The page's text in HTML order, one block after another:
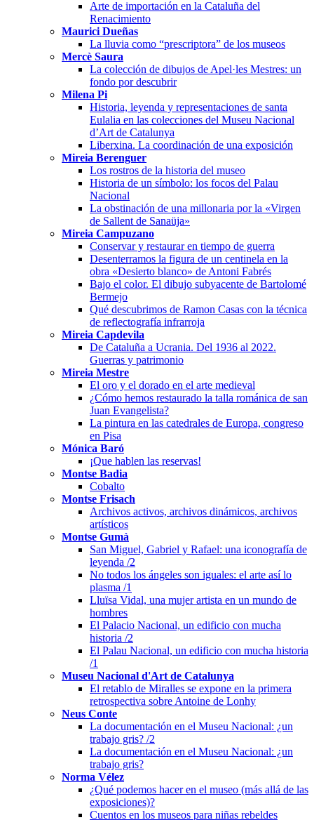
Arte de importación en la Cataluña del
Renacimiento
Maurici Dueñas
La lluvia como “prescriptora” de los museos
Mercè Saura
La colección de dibujos de Apel·les Mestres: un
fondo por descubrir
Milena Pi
Historia, leyenda y representaciones de santa
Eulalia en las colecciones del Museu Nacional
d’Art de Catalunya
Liberxina. La coordinación de una exposición
Mireia Berenguer
Los rostros de la historia del museo
Historia de un símbolo: los focos del Palau
Nacional
La obstinación de una millonaria por la «Virgen
de Sallent de Sanaüja»
Mireia Campuzano
Conservar y restaurar en tiempo de guerra
Desenterramos la figura de un centinela en la
obra «Desierto blanco» de Antoni Fabrés
Bajo el color. El dibujo subyacente de Bartolomé
Bermejo
Qué descubrimos de Ramon Casas con la técnica
de reflectografía infrarroja
Mireia Capdevila
De Cataluña a Ucrania. Del 1936 al 2022.
Guerras y patrimonio
Mireia Mestre
El oro y el dorado en el arte medieval
¿Cómo hemos restaurado la talla románica de san
Juan Evangelista?
La pintura en las catedrales de Europa, congreso
en Pisa
Mónica Baró
¡Que hablen las reservas!
Montse Badia
Cobalto
Montse Frisach
Archivos activos, archivos dinámicos, archivos
artísticos
Montse Gumà
San Miguel, Gabriel y Rafael: una iconografía de
leyenda /2
No todos los ángeles son iguales: el arte así lo
plasma /1
Lluïsa Vidal, una mujer artista en un mundo de
hombres
El Palacio Nacional, un edificio con mucha
historia /2
El Palau Nacional, un edificio con mucha historia
/1
Museu Nacional d'Art de Catalunya
El retablo de Miralles se expone en la primera
retrospectiva sobre Antoine de Lonhy
Neus Conte
La documentación en el Museu Nacional: ¿un
trabajo gris? /2
La documentación en el Museu Nacional: ¿un
trabajo gris?
Norma Vélez
¿Qué podemos hacer en el museo (más allá de las
exposiciones)?
Cuentos en los museos para niñas rebeldes